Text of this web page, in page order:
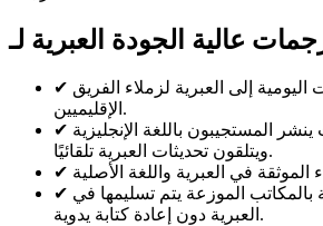
عالية الجودة العبرية لـ
✔ إلى العبرية لزملاء الفريق
الإقليميين.
✔ المستجيبون باللغة الإنجليزية
ويتلقون تحديثات العبرية تلقائيًا.
✔
✔ بالمكاتب الموزعة يتم تسليمها في
العبرية دون إعادة كتابة يدوية.